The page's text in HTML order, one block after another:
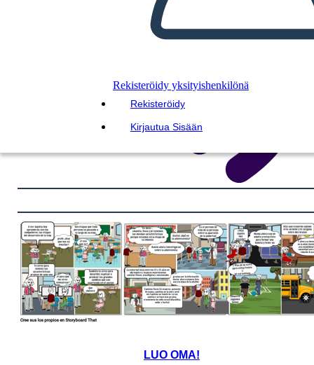
Rekisteröidy yksityishenkilönä
Rekisteröidy
Kirjautua Sisään
LUO OMA!